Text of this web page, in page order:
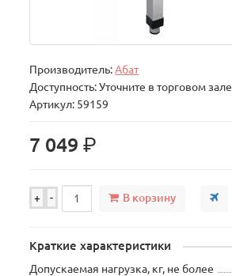
Производитель:Абат
Доступность: Уточните в торговом зале
Артикул: 59159
7 049р.
+ - В корзину
Краткие характеристики
Допускаемая нагрузка, кг, не более